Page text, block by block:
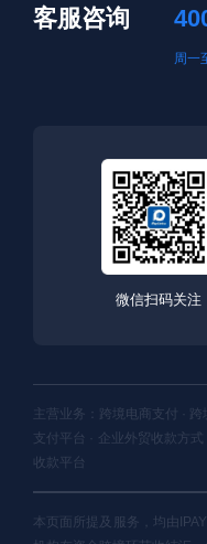
客服咨询
周一
微信扫码关注
主营业务：跨境电商支付 ·
支付平台 · 企业外贸收款方式
收款平台
本页面所提及服务，均由